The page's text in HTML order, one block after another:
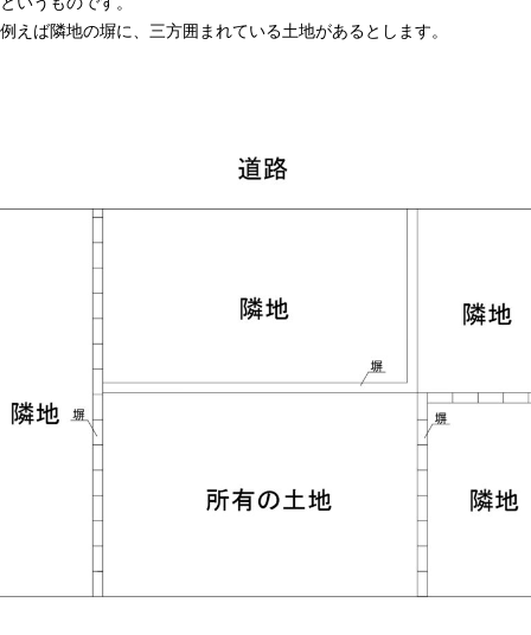
例えば隣地の塀に、三方囲まれている土地があるとします。